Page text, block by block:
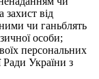
захист від
чи ганьблять
особи;
персональних
України з